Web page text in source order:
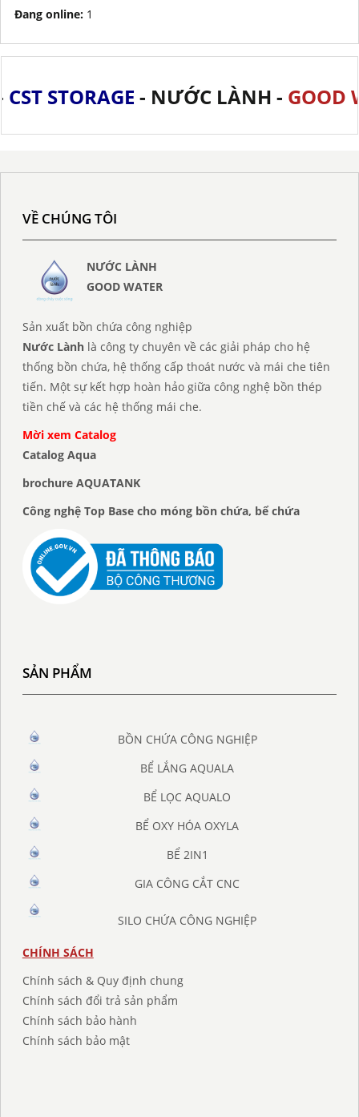
Đang online: 1
STORAGE- NƯỚC LÀNH -GOOD
VỀ CHÚNG TÔI
NƯỚC LÀNH
GOOD WATER
Sản xuất bồn chứa công nghiệp
Nước Lànhlà công ty chuyên về các giải pháp cho hệ
thống bồn chứa, hệ thống cấp thoát nước và mái che tiên
tiến. Một sự kết hợp hoàn hảo giữa công nghệ bồn thép
tiền chế và các hệ thống mái che.
Mời xem Catalog
Catalog Aqua
brochure AQUATANK
Công nghệ Top Base cho móng bồn chứa, bể chứa
SẢN PHẨM
BỒN CHỨA CÔNG NGHIỆP
BỂ LẮNG AQUALA
BỂ LỌC AQUALO
BỂ OXY HÓA OXYLA
BỂ 2IN1
GIA CÔNG CẮT CNC
SILO CHỨA CÔNG NGHIỆP
CHÍNH SÁCH
Chính sách & Quy định chung
Chính sách đổi trả sản phẩm
Chính sách bảo hành
Chính sách bảo mật